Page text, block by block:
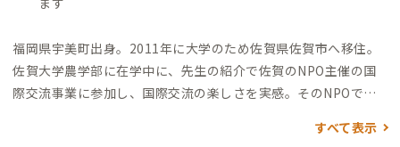
福岡県宇美町出身。2011年に大学のため佐賀県佐賀市へ移住。
佐賀大学農学部に在学中に、先生の紹介で佐賀のNPO主催の国
際交流事業に参加し、国際交流の楽しさを実感。 そのNPOでの
事業パートナーとしてお声掛
すべて表示